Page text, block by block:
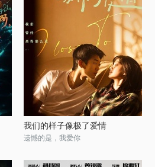
我们的样子像极了爱情
遗憾的是，我爱你